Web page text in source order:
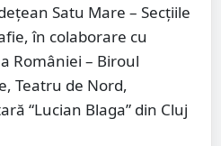
Satu Mare – Secțiile
în colaborare cu
României – Biroul
Teatru de Nord,
“Lucian Blaga” din Cluj